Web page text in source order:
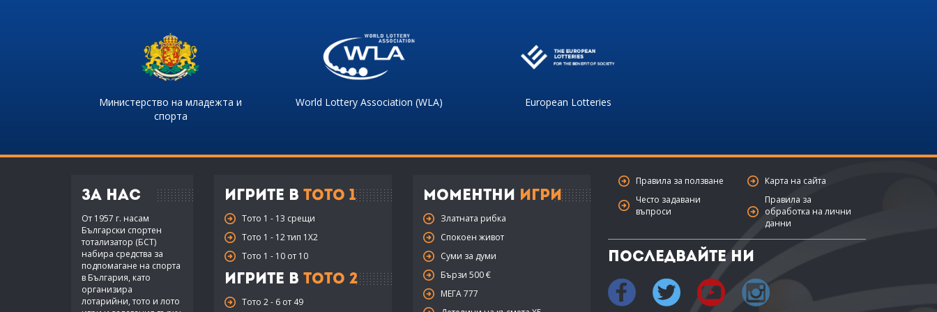
Министерство на младежта и
спорта
World Lottery Association (WLA) European Lotteries
За нас
От 1957 г. насам
Български спортен
тотализатор (БСТ)
набира средства за
подпомагане на спорта
в България, като
организира
лотарийни, тото и лото
Игрите в Тото 1
Тото 1 - 13 срещи
Тото 1 - 12 тип 1X2
Тото 1 - 10 от 10
Игрите в Тото 2
Тото 2 - 6 от 49
Моментни Игри
Златната рибка
Спокоен живот
Суми за думи
Бързи 500 €
МЕГА 777
Правила за ползване
Често задавани
въпроси
Карта на сайта
Правила за
обработка на лични
данни
Последвайте ни